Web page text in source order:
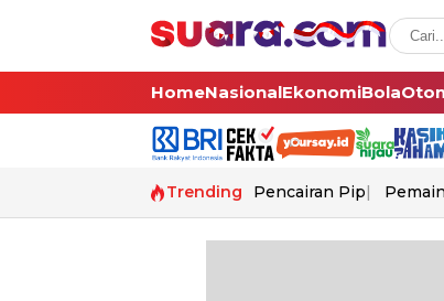
HomeNasionalEkonomiBola
Trending Pencairan Pip